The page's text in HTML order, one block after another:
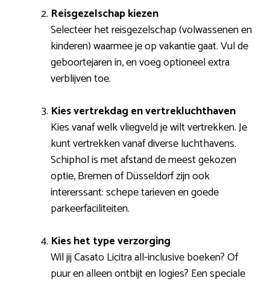
Reisgezelschap kiezen
Selecteer het reisgezelschap (volwassenen en
kinderen) waarmee je op vakantie gaat. Vul de
geboortejaren in, en voeg optioneel extra
verblijven toe.
Kies vertrekdag en vertrekluchthaven
Kies vanaf welk vliegveld je wilt vertrekken. Je
kunt vertrekken vanaf diverse luchthavens.
Schiphol is met afstand de meest gekozen
optie, Bremen of Düsseldorf zijn ook
intererssant: schepe tarieven en goede
parkeerfaciliteiten.
Kies het type verzorging
Wil jij Casato Licitra all-inclusive boeken? Of
puur en alleen ontbijt en logies? Een speciale